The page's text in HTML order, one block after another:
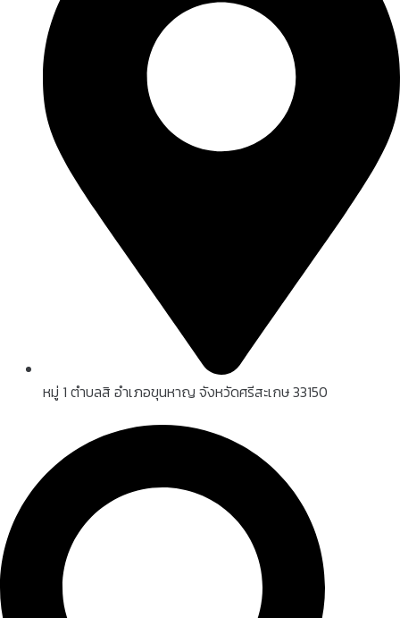
หมู่ 1 ตำบลสิ อำเภอขุนหาญ จังหวัดศรีสะเกษ 33150